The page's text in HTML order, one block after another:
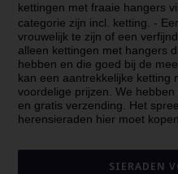
kettingen met fraaie hangers
categorie zijn incl. ketting. -
vrouwelijk te zijn of een
alleen kettingen met hangers
hebben en die goed bij de
kan een aantrekkelijke ketting
voordelige prijzen. We
en gratis verzending. Het
herensieraden hier moet
SIERADEN